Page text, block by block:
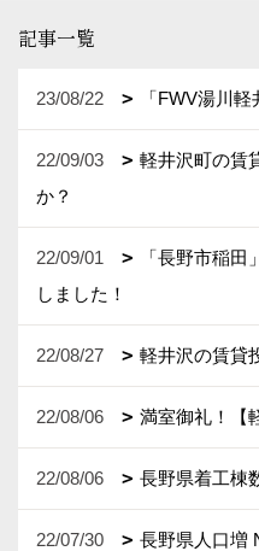
記事一覧
23/08/22 「FWV湯川
22/09/03
軽井沢町の賃
か？
22/09/01
「長野市稲
しました！
22/08/27 軽井沢の賃貸
22/08/06 満室御礼！【
22/08/06 長野県着工棟
22/07/30 長野県人口増